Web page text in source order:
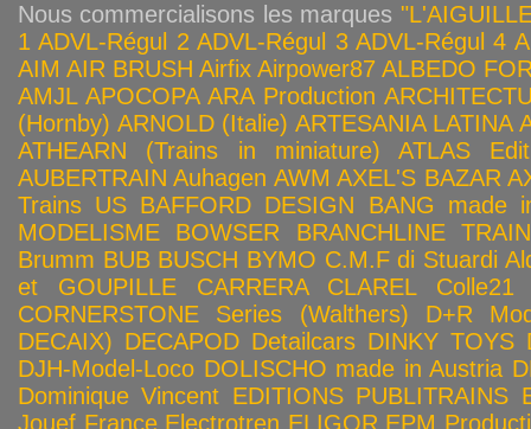
Nous commercialisons les marques
1 ADVL-Régul 2 ADVL-Régul 3 ADVL-Régul 4
AIM AIR BRUSH Airfix Airpower87 ALBEDO
AMJL APOCOPA ARA Production
(Hornby) ARNOLD (Italie) ARTESANIA LATINA
ATHEARN (Trains in miniature)
ATLAS
AUBERTRAIN Auhagen AWM AXEL'S BAZAR
Trains US BAFFORD DESIGN
BANG made
MODELISME
BOWSER
BRANCHLINE
Brumm BUB BUSCH BYMO C.M.F di Stuardi
et GOUPILLE
CARRERA CLAREL
Colle21
CORNERSTONE Series (Walthers)
D+R
DECAIX) DECAPOD Detailcars DINKY TOYS
DJH-Model-Loco DOLISCHO made in Austria
Dominique Vincent EDITIONS PUBLITRAINS
Jouef France Electrotren ELIGOR EPM